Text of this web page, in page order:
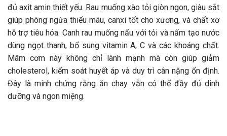
đủ axit amin thiết yếu. Rau muống xào tỏi giòn ngon, giàu sắt
giúp phòng ngừa thiếu máu, canxi tốt cho xương, và chất xơ
hỗ trợ tiêu hóa. Canh rau muống nấu với tỏi và nấm tạo nước
dùng ngọt thanh, bổ sung vitamin A, C và các khoáng chất.
Mâm cơm này không chỉ lành mạnh mà còn giúp giảm
cholesterol, kiểm soát huyết áp và duy trì cân nặng ổn định.
Đây là minh chứng rằng ăn chay vẫn có thể đầy đủ dinh
dưỡng và ngon miệng.